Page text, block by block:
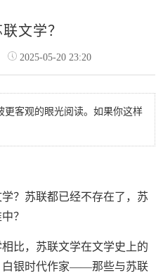
文学？
2025-05-20 23:20
更客观的眼光阅读。如果你这样
？苏联都已经不存在了，苏
？
比，苏联文学在文学史上的
白银时代作家——那些与苏联